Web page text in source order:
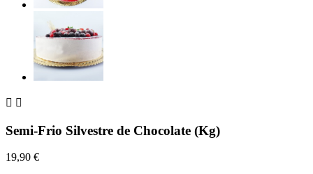
 
Semi-Frio Silvestre de Chocolate (Kg)
19,90 €